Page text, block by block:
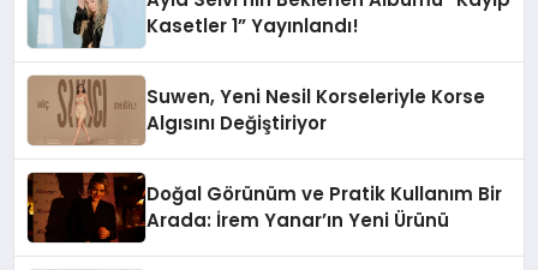
Kasetler 1” Yayınlandı!
Suwen, Yeni Nesil Korseleriyle Korse
Algısını Değiştiriyor
Doğal Görünüm ve Pratik Kullanım Bir
Arada: İrem Yanar’ın Yeni Ürünü